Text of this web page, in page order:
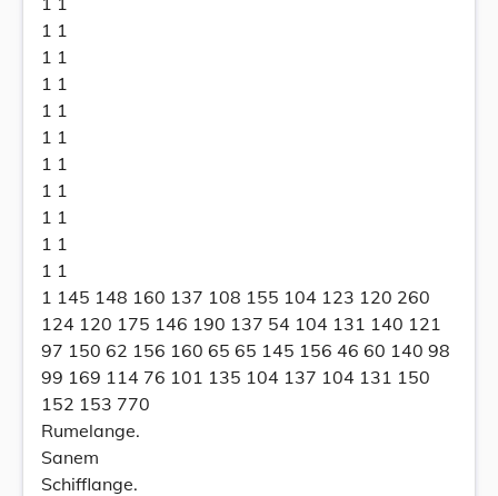
1 1
1 1
1 1
1 1
1 1
1 1
1 1
1 1
1 1
1 1
1 145 148 160 137 108 155 104 123 120 260
124 120 175 146 190 137 54 104 131 140 121
97 150 62 156 160 65 65 145 156 46 60 140 98
99 169 114 76 101 135 104 137 104 131 150
152 153 770
Rumelange.
Sanem
Schifflange.